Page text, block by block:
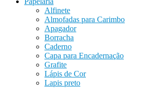
Alfinete
Almofadas para Carimbo
Apagador
Borracha
Caderno
Capa para Encadernação
Grafite
Lápis de Cor
Lapis preto